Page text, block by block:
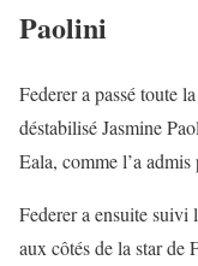
Paolini
Federer a passé toute
déstabilisé Jasmine
Eala, comme l’a
Federer a ensuite
aux côtés de la star